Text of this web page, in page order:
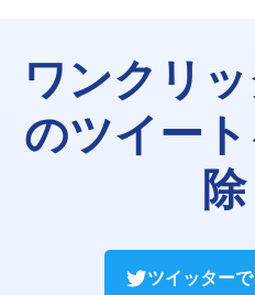
ワンクリ
のツイー
除
ツイッター